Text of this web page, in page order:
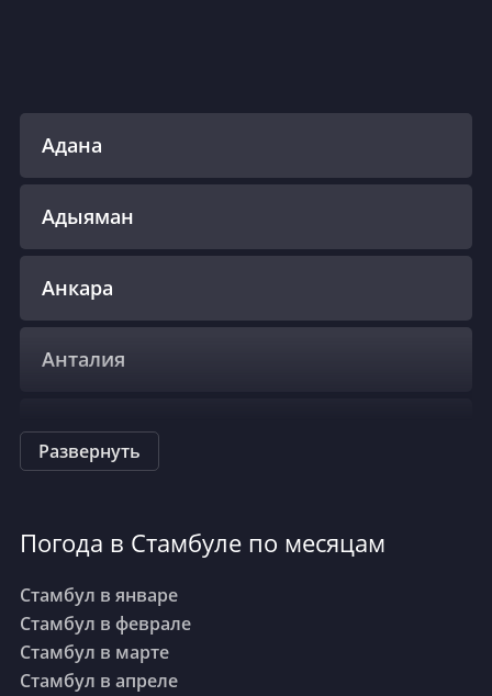
Адана
Адыяман
Анкара
Анталия
Бодрум
Диярбакыр
Развернуть
Погода в Стамбуле по месяцам
Стамбул в январе
Стамбул в феврале
Стамбул в марте
Стамбул в апреле